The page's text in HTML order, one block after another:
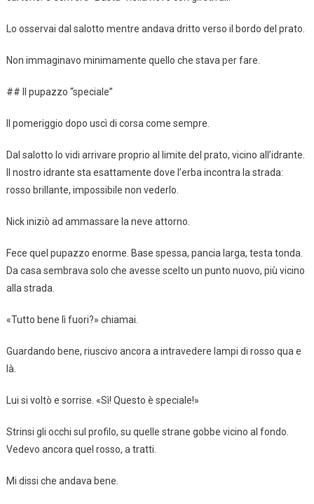
Lo osservai dal salotto mentre andava dritto verso il bordo del prato.
Non immaginavo minimamente quello che stava per fare.
## Il pupazzo “speciale”
Il pomeriggio dopo uscì di corsa come sempre.
Dal salotto lo vidi arrivare proprio al limite del prato, vicino all’idrante.
Il nostro idrante sta esattamente dove l’erba incontra la strada:
rosso brillante, impossibile non vederlo.
Nick iniziò ad ammassare la neve attorno.
Fece quel pupazzo enorme. Base spessa, pancia larga, testa tonda.
Da casa sembrava solo che avesse scelto un punto nuovo, più vicino
alla strada.
«Tutto bene lì fuori?» chiamai.
Guardando bene, riuscivo ancora a intravedere lampi di rosso qua e
là.
Lui si voltò e sorrise. «Sì! Questo è speciale!»
Strinsi gli occhi sul profilo, su quelle strane gobbe vicino al fondo.
Vedevo ancora quel rosso, a tratti.
Mi dissi che andava bene.